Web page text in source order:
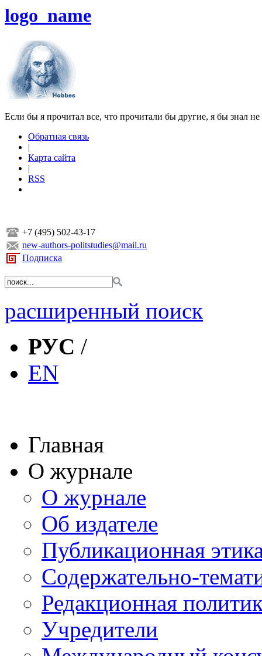
logo_name
Если бы я прочитал все, что прочитали бы другие, я бы знал
Обратная связь
|
Карта сайта
|
RSS
+7 (495) 502-43-17
new-authors-politstudies@mail.ru
Подписка
расширенный поиск
РУС /
EN
Главная
О журнале
О журнале
Об издателе
Публикационная
Содержательно-
Редакционная
Учредители